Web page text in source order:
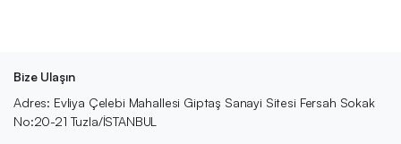
Bize Ulaşın
Adres: Evliya Çelebi Mahallesi Giptaş Sanayi Sitesi Fersah Sokak
No:20-21 Tuzla/İSTANBUL